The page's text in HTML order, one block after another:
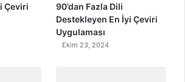
Çeviri
90’dan Fazla Dili
Destekleyen En İyi Çeviri
Uygulaması
Ekim 23, 2024